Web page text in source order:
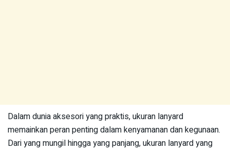
Dalam dunia aksesori yang praktis, ukuran lanyard
memainkan peran penting dalam kenyamanan dan kegunaan.
Dari yang mungil hingga yang panjang, ukuran lanyard yang